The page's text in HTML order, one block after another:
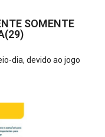
SOMENTE
dia, devido ao jogo